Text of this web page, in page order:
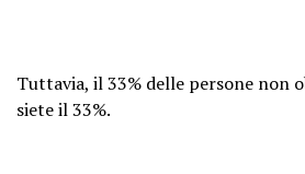
Tuttavia, il 33% delle persone non
siete il 33%.